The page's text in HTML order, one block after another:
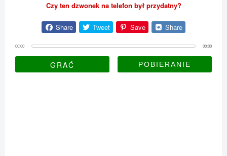
Czy ten dzwonek na telefon był przydatny?
Share Tweet Save Share
00:00 00:00
GRAĆ